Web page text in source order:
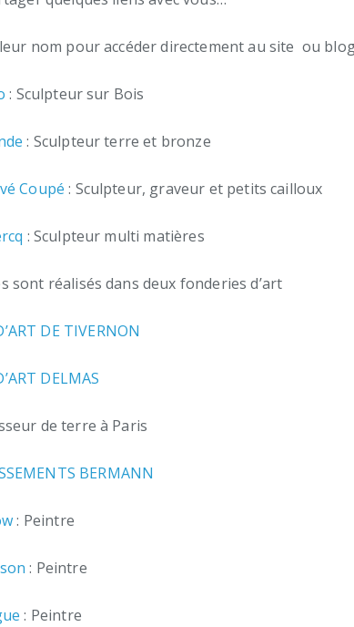
nom pour accéder directement au site ou
: Sculpteur sur Bois
: Sculpteur terre et bronze
Coupé : Sculpteur, graveur et petits cailloux
: Sculpteur multi matières
sont réalisés dans deux fonderies d’art
DE TIVERNON
DELMAS
de terre à Paris
BERMANN
: Peintre
: Peintre
: Peintre